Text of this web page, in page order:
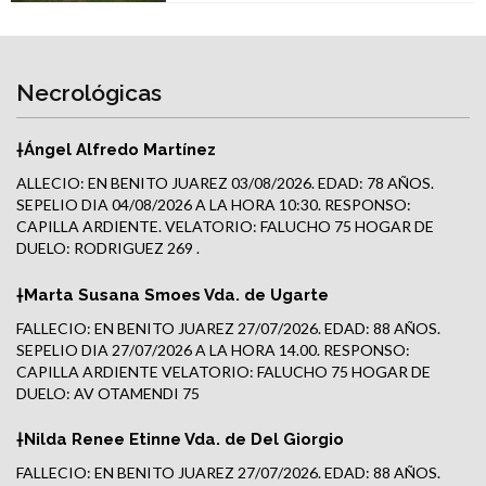
Necrológicas
†Ángel Alfredo Martínez
ALLECIO: EN BENITO JUAREZ 03/08/2026. EDAD: 78 AÑOS.
SEPELIO DIA 04/08/2026 A LA HORA 10:30. RESPONSO:
CAPILLA ARDIENTE. VELATORIO: FALUCHO 75 HOGAR DE
DUELO: RODRIGUEZ 269 .
†Marta Susana Smoes Vda. de Ugarte
FALLECIO: EN BENITO JUAREZ 27/07/2026. EDAD: 88 AÑOS.
SEPELIO DIA 27/07/2026 A LA HORA 14.00. RESPONSO:
CAPILLA ARDIENTE VELATORIO: FALUCHO 75 HOGAR DE
DUELO: AV OTAMENDI 75
†Nilda Renee Etinne Vda. de Del Giorgio
FALLECIO: EN BENITO JUAREZ 27/07/2026. EDAD: 88 AÑOS.